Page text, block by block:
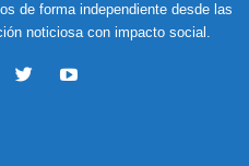
de forma independiente desde las
noticiosa con impacto social.